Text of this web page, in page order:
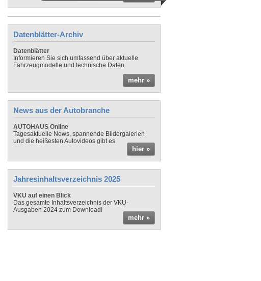
Datenblätter-Archiv
Datenblätter
Informieren Sie sich umfassend über aktuelle
Fahrzeugmodelle und technische Daten.
mehr »
News aus der Autobranche
AUTOHAUS Online
Tagesaktuelle News, spannende Bildergalerien
und die heißesten Autovideos gibt es
hier »
Jahresinhaltsverzeichnis 2025
VKU auf einen Blick
Das gesamte Inhaltsverzeichnis der VKU-
Ausgaben 2024 zum Download!
mehr »